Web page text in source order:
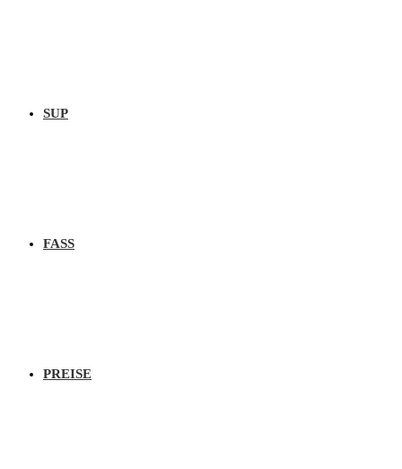
SUP
FASS
PREISE